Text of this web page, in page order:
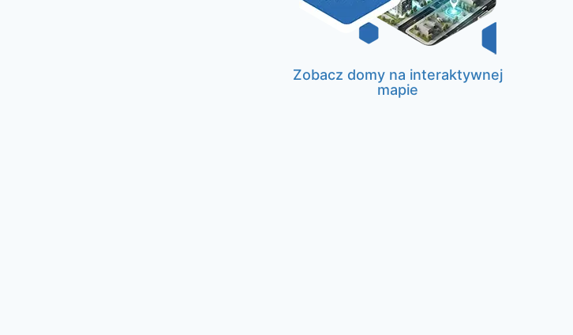
Zobacz domy na interaktywnej
mapie